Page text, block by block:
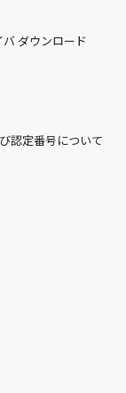
ダウンロード
認定番号について